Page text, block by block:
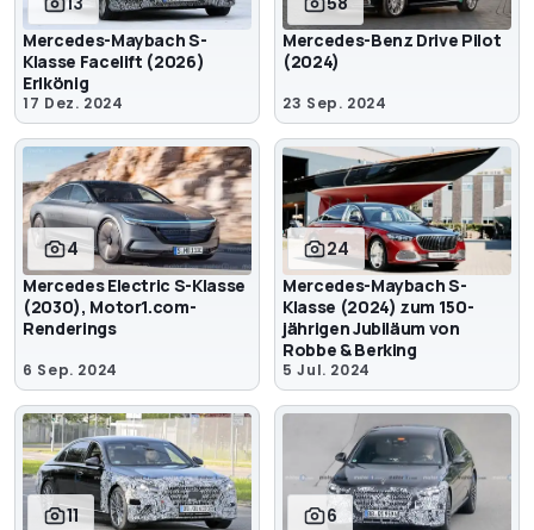
Mercedes-Maybach S-
Klasse Facelift (2026)
Erlkönig
17 Dez. 2024
Mercedes-Benz Drive Pilot
(2024)
23 Sep. 2024
4
Mercedes Electric S-Klasse
(2030), Motor1.com-
Renderings
6 Sep. 2024
24
Mercedes-Maybach S-
Klasse (2024) zum 150-
jährigen Jubiläum von
Robbe & Berking
5 Jul. 2024
11 6